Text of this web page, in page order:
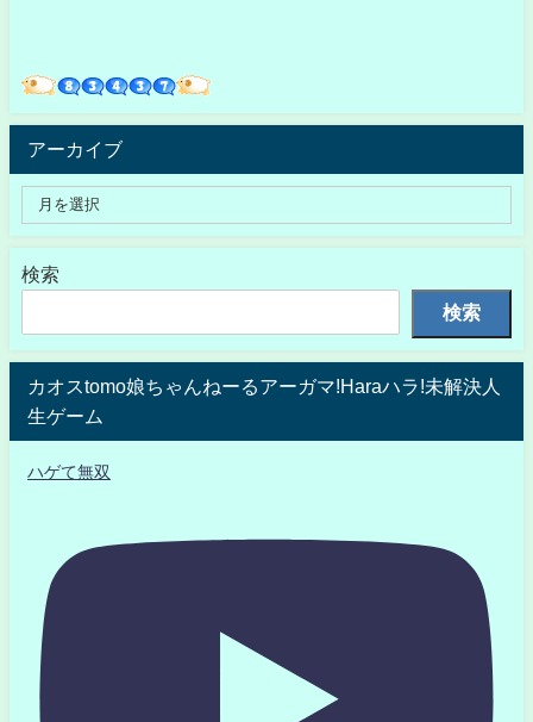
アーカイブ
検索
検索
カオスtomo娘ちゃんねーるアーガマ!Haraハラ!未解決人
生ゲーム
ハゲて無双